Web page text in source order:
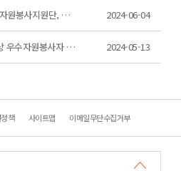
충청남도 통합자원봉사지원단, 여름철 집중호수 대비 빗물받이 환경정화 캠페인 2024-06-04
8,000시간 이상 우수자원봉사자 문패전달식(보령센터) 2024-05-13
책 사이트맵 이메일무단수집거부